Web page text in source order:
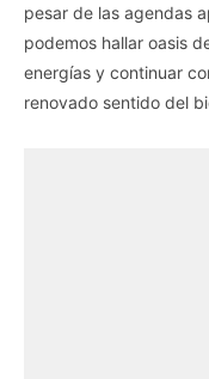
pesar de las agendas
podemos hallar oasis
energías y continuar
renovado sentido del